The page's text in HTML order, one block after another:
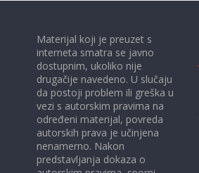
Materijal koji je preuzet s
interneta smatra se javno
dostupnim, ukoliko nije
drugačije navedeno. U slučaju
da postoji problem ili greška u
vezi s autorskim pravima na
određeni materijal, povreda
autorskih prava je učinjena
nenamerno. Nakon
predstavljanja dokaza o